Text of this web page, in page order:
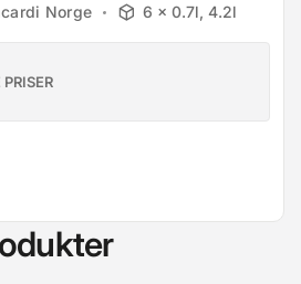
Norge 6 x 0.7l, 4.2l